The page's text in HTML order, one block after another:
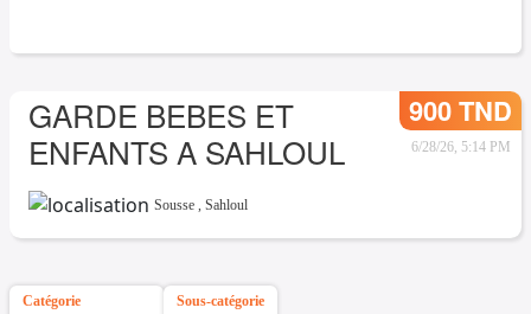
GARDE BEBES ET
ENFANTS A SAHLOUL
900 TND
6/28/26, 5:14 PM
Sousse , Sahloul
Catégorie Sous-catégorie